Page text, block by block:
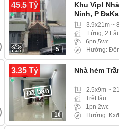
45.5 Tỷ
5
Khu Vip!
Ninh, P
3.9x21m ~
Lửng, 2
6pn,5wc
Hướng:
3.35 Tỷ
10
Đã bán
Nhà hẻm
2.5x9m ~
Trệt lầu
1pn 2wc
Hướng: Kxđ